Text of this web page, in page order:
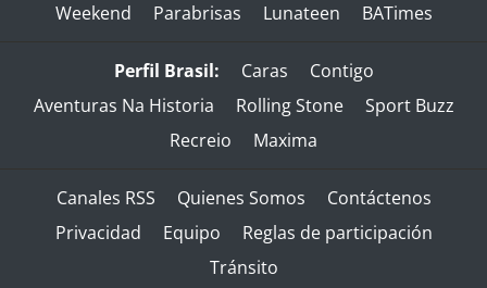
Weekend
Parabrisas Lunateen BATimes
Perfil Brasil: Caras
Contigo
Aventuras Na Historia
Rolling Stone
Sport Buzz
Recreio
Maxima
Canales RSS Quienes Somos
Contáctenos
Privacidad
Equipo
Reglas de participación
Tránsito